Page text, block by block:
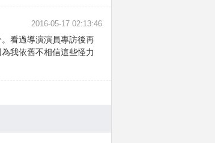
2016-05-17 02:13:46
看過導演演員專訪後再
我依舊不相信這些怪力